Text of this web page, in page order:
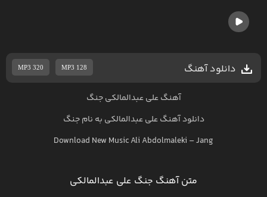
دانلود آهنگ MP3 320 MP3 128
آهنگ علی عبدالمالکی جنگ
دانلود آهنگ علی عبدالمالکی به نامجنگ
Download New MusicAli Abdolmaleki –Jang
متن آهنگ جنگ علی عبدالمالکی